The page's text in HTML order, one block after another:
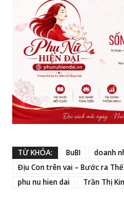
TỪ KHÓA: BuBI
doanh
Địu Con trên vai – Bước ra
phu nu hien dai
Trần Thị